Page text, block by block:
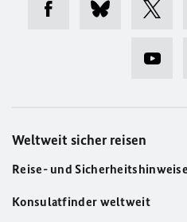
Weltweit sicher reisen
Reise- und Sicherheitshinweise
Konsulatfinder weltweit